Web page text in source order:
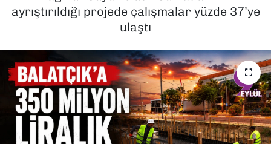
ayrıştırıldığı projede çalışmalar yüzde 37’ye
ulaştı
POLİTİKA
SPOR
TEKNOLOJİ
YAŞAM